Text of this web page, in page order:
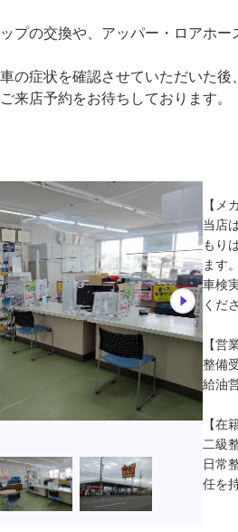
プの交換や、アッパー・ロアホー
の症状を確認させていただいた後
【メ
当店
もり
ます。
車検
くだ
【営
整備
給油
【在
二級
日常
任を